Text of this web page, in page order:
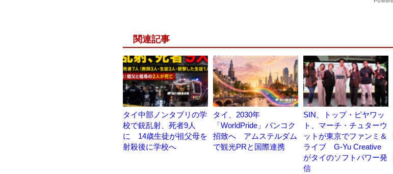
関連記事
タイ中部ノンタブリの学
校で銃乱射、死者9人
に 14歳生徒が祖父母を
射殺後に学校へ
タイ、2030年
「WorldPride」バンコク
招致へ アムステルダム
で観光PRと国際連携
SIN、トップ・ピヤワッ
ト、マーチ・チュターウ
ットが東京でファンミ＆
ライブ G-Yu Creative
がタイのソフトパワー発
信